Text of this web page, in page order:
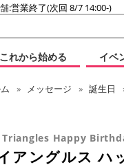
:営業終了(次回 8/7 14:00-)
これから始める イベ
メッセージ 誕生日
Happy
アングルス ハ